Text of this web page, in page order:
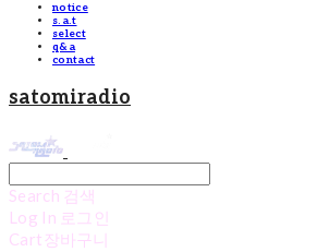
notice
s.a.t
select
q&a
contact
satomiradio
Search 검색
Log In 로그인
Cart 장바구니